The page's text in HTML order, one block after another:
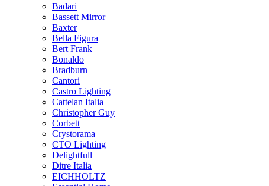
Badari
Bassett Mirror
Baxter
Bella Figura
Bert Frank
Bonaldo
Bradburn
Cantori
Castro Lighting
Cattelan Italia
Christopher Guy
Corbett
Crystorama
CTO Lighting
Delightfull
Ditre Italia
EICHHOLTZ